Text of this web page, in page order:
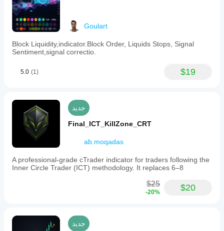
Goulart
Block Liquidity,indicator.Block Order, Liquids Stops, Signal
Sentiment,signal correctio.
5.0 (1) $19
جديد
Final_ICT_KillZone_CRT
ab.moqadas
A professional-grade cTrader indicator for traders following the
Inner Circle Trader (ICT) methodology. It replaces 6–8
$25
-20% $20
جديد